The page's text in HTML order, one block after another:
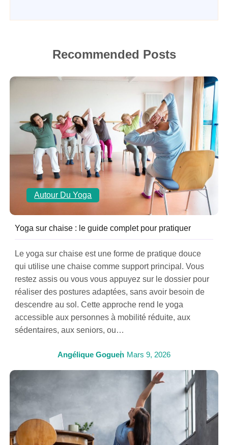
Recommended Posts
Autour Du Yoga
Yoga sur chaise : le guide complet pour pratiquer
Le yoga sur chaise est une forme de pratique douce
qui utilise une chaise comme support principal. Vous
restez assis ou vous vous appuyez sur le dossier pour
réaliser des postures adaptées, sans avoir besoin de
descendre au sol. Cette approche rend le yoga
accessible aux personnes à mobilité réduite, aux
sédentaires, aux seniors, ou…
Angélique Goguen Mars 9, 2026